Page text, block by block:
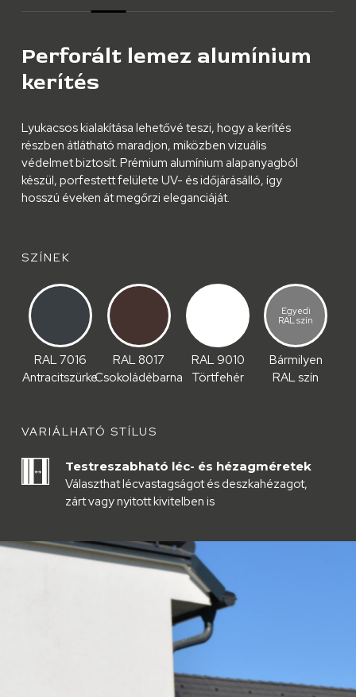
Perforált lemez alumínium
kerítés
Lyukacsos kialakítása lehetővé teszi, hogy a kerítés
részben átlátható maradjon, miközben vizuális
védelmet biztosít. Prémium alumínium alapanyagból
készül, porfestett felülete UV- és időjárásálló, így
hosszú éveken át megőrzi eleganciáját.
SZÍNEK
RAL 7016
Antracitszürke
RAL 8017
Csokoládébarna
RAL 9010
Törtfehér
Egyedi
RAL szín
Bármilyen
RAL szín
VARIÁLHATÓ STÍLUS
Testreszabható léc- és hézagméretek
Választhat lécvastagságot és deszkahézagot,
zárt vagy nyitott kivitelben is